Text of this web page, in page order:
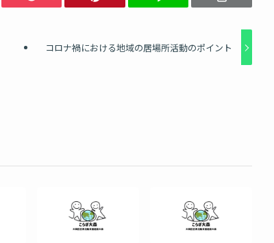
コロナ禍における地域の居場所活動のポイント